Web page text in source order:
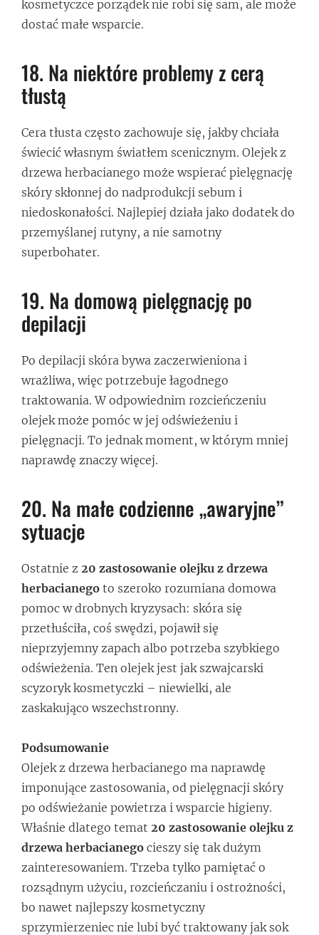
kosmetyczce porządek nie robi się sam, ale może
dostać małe wsparcie.
18. Na niektóre problemy z cerą
tłustą
Cera tłusta często zachowuje się, jakby chciała
świecić własnym światłem scenicznym. Olejek z
drzewa herbacianego może wspierać pielęgnację
skóry skłonnej do nadprodukcji sebum i
niedoskonałości. Najlepiej działa jako dodatek do
przemyślanej rutyny, a nie samotny
superbohater.
19. Na domową pielęgnację po
depilacji
Po depilacji skóra bywa zaczerwieniona i
wrażliwa, więc potrzebuje łagodnego
traktowania. W odpowiednim rozcieńczeniu
olejek może pomóc w jej odświeżeniu i
pielęgnacji. To jednak moment, w którym mniej
naprawdę znaczy więcej.
20. Na małe codzienne „awaryjne”
sytuacje
Ostatnie z 20 zastosowanie olejku z drzewa
herbacianego to szeroko rozumiana domowa
pomoc w drobnych kryzysach: skóra się
przetłuściła, coś swędzi, pojawił się
nieprzyjemny zapach albo potrzeba szybkiego
odświeżenia. Ten olejek jest jak szwajcarski
scyzoryk kosmetyczki – niewielki, ale
zaskakująco wszechstronny.
Podsumowanie
Olejek z drzewa herbacianego ma naprawdę
imponujące zastosowania, od pielęgnacji skóry
po odświeżanie powietrza i wsparcie higieny.
Właśnie dlatego temat 20 zastosowanie olejku z
drzewa herbacianego cieszy się tak dużym
zainteresowaniem. Trzeba tylko pamiętać o
rozsądnym użyciu, rozcieńczaniu i ostrożności,
bo nawet najlepszy kosmetyczny
sprzymierzeniec nie lubi być traktowany jak sok